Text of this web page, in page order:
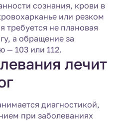
сознания, крови в
или резком
требуется не плановая
а обращение за
— 103 или 112.
лечит
диагностикой,
при заболеваниях